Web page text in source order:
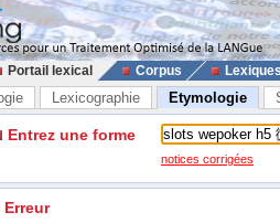
Portail lexical Corpus
Lexicographie Etymologie
Entrez une forme
notices corrigées
Erreur